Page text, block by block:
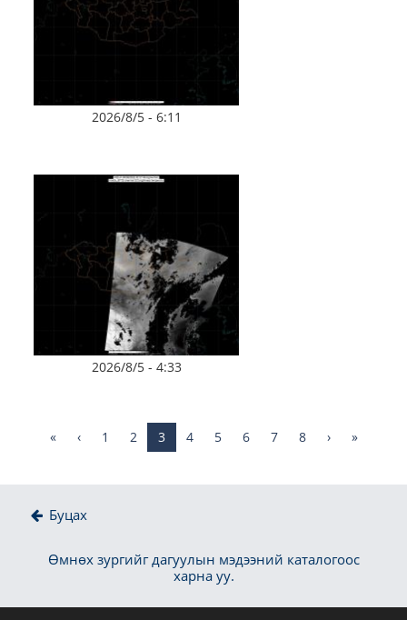
2026/8/5 - 6:11
2026/8/5 - 4:33
« ‹ 1 2 3 4 5 6 7 8 › »
Буцах
Өмнөх зургийг дагуулын мэдээний каталогоос
харна уу.